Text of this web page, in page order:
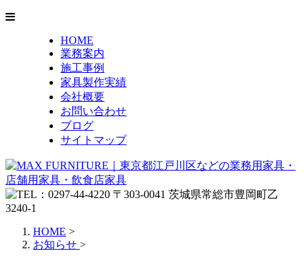
HOME
業務案内
施工事例
家具製作実績
会社概要
お問い合わせ
ブログ
サイトマップ
HOME >
お知らせ >